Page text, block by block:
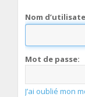
Nom
Mot de passe:
J’ai oublié mon